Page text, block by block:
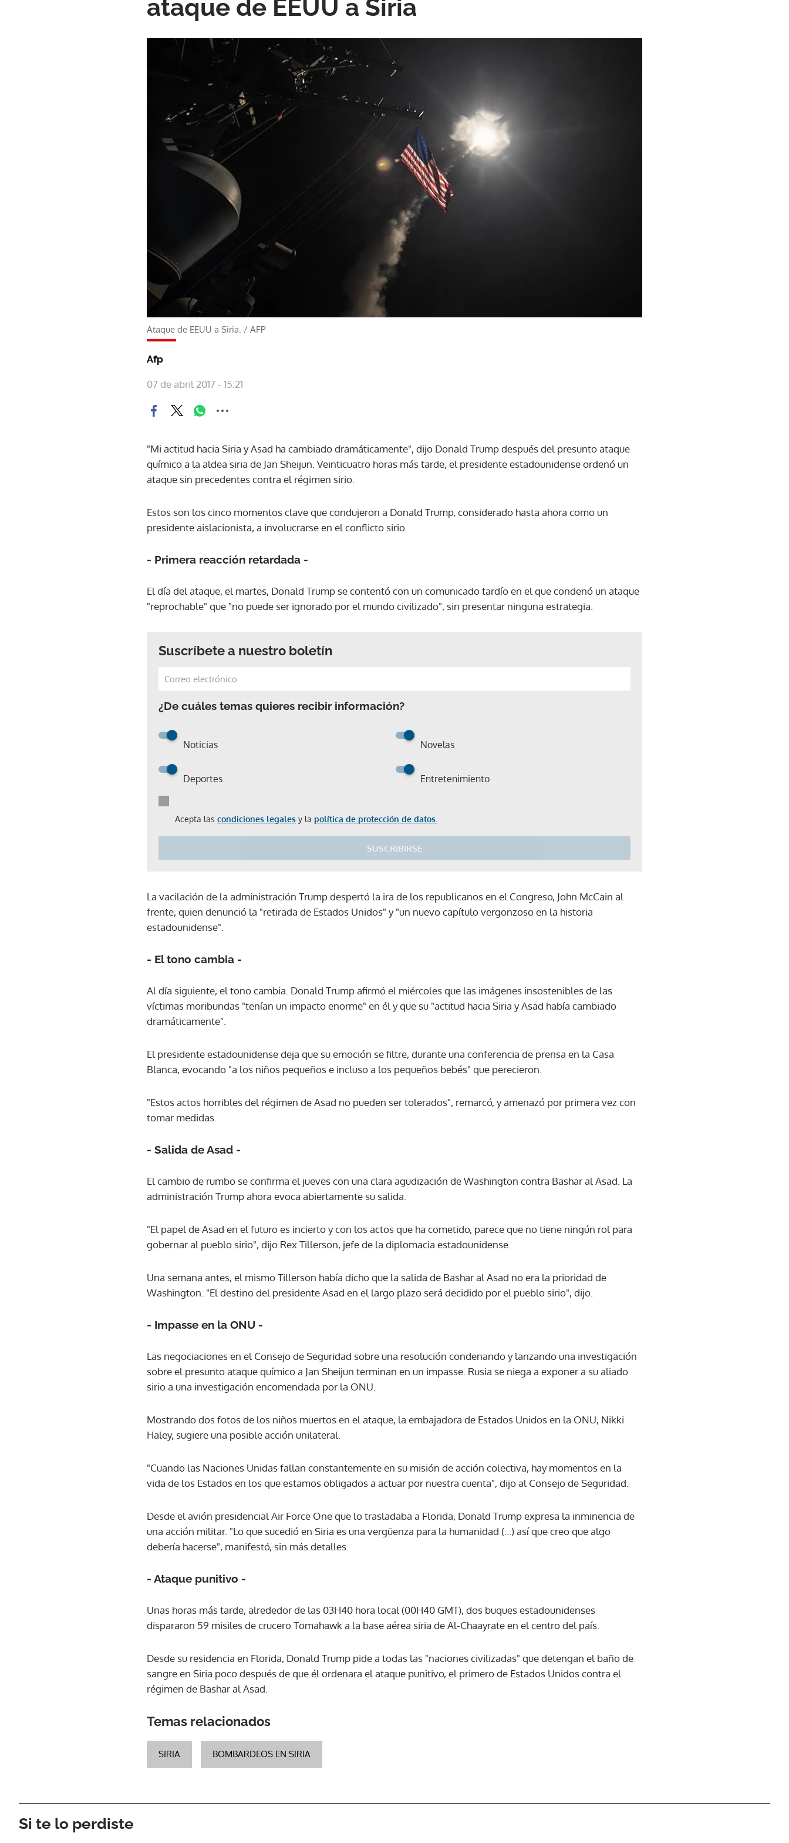
ataque de EEUU a Siria
Ataque de EEUU a Siria. / AFP
Afp
07 de abril 2017 - 15:21
"Mi actitud hacia Siria y Asad ha cambiado dramáticamente", dijo Donald Trump después del presunto ataque
químico a la aldea siria de Jan Sheijun. Veinticuatro horas más tarde, el presidente estadounidense ordenó un
ataque sin precedentes contra el régimen sirio.
Estos son los cinco momentos clave que condujeron a Donald Trump, considerado hasta ahora como un
presidente aislacionista, a involucrarse en el conflicto sirio.
- Primera reacción retardada -
El día del ataque, el martes, Donald Trump se contentó con un comunicado tardío en el que condenó un ataque
"reprochable" que "no puede ser ignorado por el mundo civilizado", sin presentar ninguna estrategia.
Suscríbete a nuestro boletín
¿De cuáles temas quieres recibir información?
Noticias Novelas
Deportes Entretenimiento
Acepta las condiciones legales y la política de protección de datos.
SUSCRIBIRSE
Gracias por suscribirte a nuestro boletín.
La vacilación de la administración Trump despertó la ira de los republicanos en el Congreso, John McCain al
frente, quien denunció la "retirada de Estados Unidos" y "un nuevo capítulo vergonzoso en la historia
estadounidense".
- El tono cambia -
Al día siguiente, el tono cambia. Donald Trump afirmó el miércoles que las imágenes insostenibles de las
víctimas moribundas "tenían un impacto enorme" en él y que su "actitud hacia Siria y Asad había cambiado
dramáticamente".
El presidente estadounidense deja que su emoción se filtre, durante una conferencia de prensa en la Casa
Blanca, evocando "a los niños pequeños e incluso a los pequeños bebés" que perecieron.
"Estos actos horribles del régimen de Asad no pueden ser tolerados", remarcó, y amenazó por primera vez con
tomar medidas.
- Salida de Asad -
El cambio de rumbo se confirma el jueves con una clara agudización de Washington contra Bashar al Asad. La
administración Trump ahora evoca abiertamente su salida.
"El papel de Asad en el futuro es incierto y con los actos que ha cometido, parece que no tiene ningún rol para
gobernar al pueblo sirio", dijo Rex Tillerson, jefe de la diplomacia estadounidense.
Una semana antes, el mismo Tillerson había dicho que la salida de Bashar al Asad no era la prioridad de
Washington. "El destino del presidente Asad en el largo plazo será decidido por el pueblo sirio", dijo.
- Impasse en la ONU -
Las negociaciones en el Consejo de Seguridad sobre una resolución condenando y lanzando una investigación
sobre el presunto ataque químico a Jan Sheijun terminan en un impasse. Rusia se niega a exponer a su aliado
sirio a una investigación encomendada por la ONU.
Mostrando dos fotos de los niños muertos en el ataque, la embajadora de Estados Unidos en la ONU, Nikki
Haley, sugiere una posible acción unilateral.
"Cuando las Naciones Unidas fallan constantemente en su misión de acción colectiva, hay momentos en la
vida de los Estados en los que estamos obligados a actuar por nuestra cuenta", dijo al Consejo de Seguridad.
Desde el avión presidencial Air Force One que lo trasladaba a Florida, Donald Trump expresa la inminencia de
una acción militar. "Lo que sucedió en Siria es una vergüenza para la humanidad (...) así que creo que algo
debería hacerse", manifestó, sin más detalles.
- Ataque punitivo -
Unas horas más tarde, alrededor de las 03H40 hora local (00H40 GMT), dos buques estadounidenses
dispararon 59 misiles de crucero Tomahawk a la base aérea siria de Al-Chaayrate en el centro del país.
Desde su residencia en Florida, Donald Trump pide a todas las "naciones civilizadas" que detengan el baño de
sangre en Siria poco después de que él ordenara el ataque punitivo, el primero de Estados Unidos contra el
régimen de Bashar al Asad.
Temas relacionados
SIRIA BOMBARDEOS EN SIRIA
Si te lo perdiste